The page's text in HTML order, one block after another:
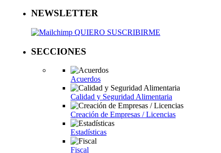
NEWSLETTER
QUIERO SUSCRIBIRME
SECCIONES
Acuerdos
Calidad y Seguridad Alimentaria
Creación de Empresas / Licencias
Estadísticas
Fiscal